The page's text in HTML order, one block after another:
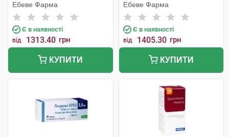
Ебеве Фарма
Є в наявності
від 1313.40 грн
КУПИТИ
Ебеве Фарма
Є в наявності
від 1405.30 грн
КУПИТИ